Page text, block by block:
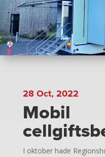
28 Oct, 2022
Mobil
I oktober hade